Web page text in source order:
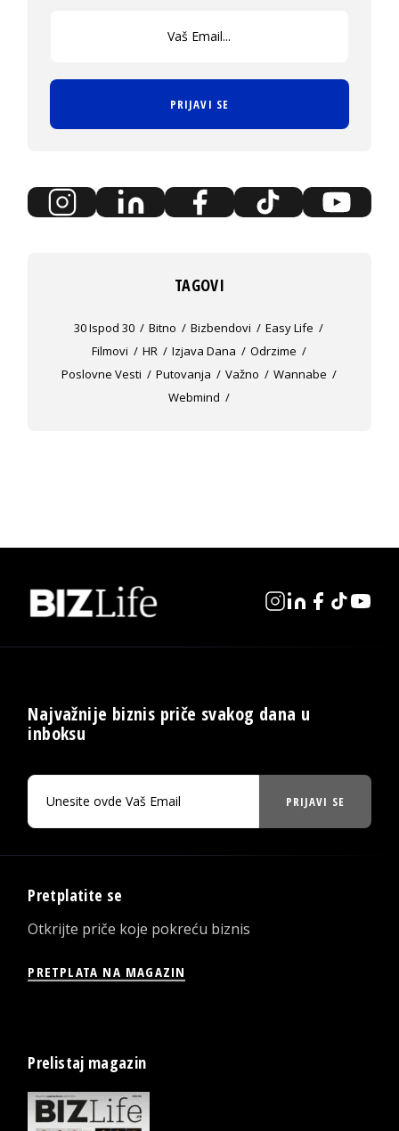
PRIJAVI SE
TAGOVI
30 Ispod 30 Bitno Bizbendovi
Easy Life
Filmovi
HR Izjava Dana
Odrzime
Poslovne Vesti
Putovanja Važno
Wannabe
Webmind
Najvažnije biznis priče svakog dana u
inboksu
PRIJAVI SE
Pretplatite se
Otkrijte priče koje pokreću biznis
PRETPLATA NA MAGAZIN
Prelistaj magazin